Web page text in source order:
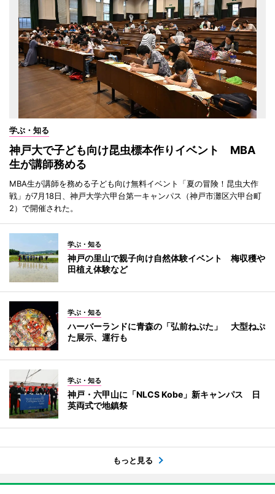
学ぶ・知る
神戸大で子ども向け昆虫標本作りイベント MBA
生が講師務める
MBA生が講師を務める子ども向け無料イベント「夏の冒険！昆虫大作
戦」が7月18日、神戸大学六甲台第一キャンパス（神戸市灘区六甲台町
2）で開催された。
学ぶ・知る
神戸の里山で親子向け自然体験イベント 梅収穫や
田植え体験など
学ぶ・知る
ハーバーランドに青森の「弘前ねぷた」 大型ねぷ
た展示、運行も
学ぶ・知る
神戸・六甲山に「NLCS Kobe」新キャンパス 日
英両式で地鎮祭
もっと見る